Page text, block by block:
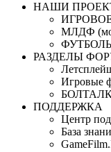
НАШИ
ИГРОВОЕ
МЛДФ
РАЗДЕЛЫ
Игровые
ПОДДЕРЖКА
Центр
База